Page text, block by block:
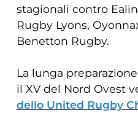
stagionali contro
Rugby Lyons,
Benetton Rugby.
La lunga
il XV del Nord Ovest
dello United Rugby